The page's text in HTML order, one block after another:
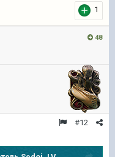
1
48
#12